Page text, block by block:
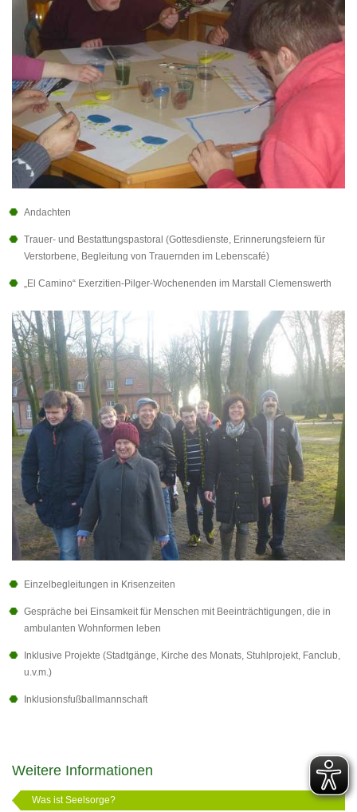
Andachten
Trauer- und Bestattungspastoral (Gottesdienste, Erinnerungsfeiern für
Verstorbene, Begleitung von Trauernden im Lebenscafé)
„El Camino“ Exerzitien-Pilger-Wochenenden im Marstall Clemenswerth
Einzelbegleitungen in Krisenzeiten
Gespräche bei Einsamkeit für Menschen mit Beeinträchtigungen, die in
ambulanten Wohnformen leben
Inklusive Projekte (Stadtgänge, Kirche des Monats, Stuhlprojekt, Fanclub,
u.v.m.)
Inklusionsfußballmannschaft
Weitere Informationen
Was ist Seelsorge?